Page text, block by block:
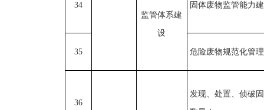
34
监管体系建
设
固体废物监管能力
35 危险废物规范化管
36
发现、处置、侦破